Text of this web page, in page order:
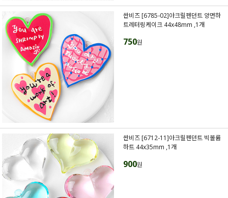
싼비즈 [6785-02]아크릴펜던트 양면하
트레터링케이크 44x48mm ,1개
750원
싼비즈 [6712-11]아크릴펜던트 빅볼륨
하트 44x35mm ,1개
900원